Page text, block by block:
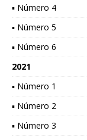
▪ Número 4
▪ Número 5
▪ Número 6
2021
▪ Número 1
▪ Número 2
▪ Número 3